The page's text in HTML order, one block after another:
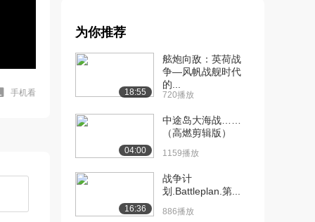
手机看
（下）
16:24
847播放
16:18
为你推荐
18:55
舷炮向敌：英荷战
争—风帆战舰时代
的...
720播放
04:00
中途岛大海战……
（高燃剪辑版）
1159播放
16:36
战争计
划.Battleplan.第...
886播放